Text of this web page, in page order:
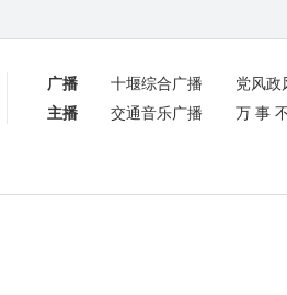
广播 十堰综合广播
党风政
主播
交通音乐广播 万事